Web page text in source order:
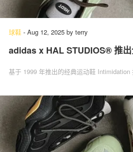
球鞋 - Aug 12, 2025 by terry
adidas x HAL STUDIOS® 推
基于 1999 年推出的经典运动鞋 Intimidation